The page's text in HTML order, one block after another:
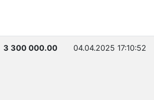
3 300 000.00 04.04.2025 17:10:52